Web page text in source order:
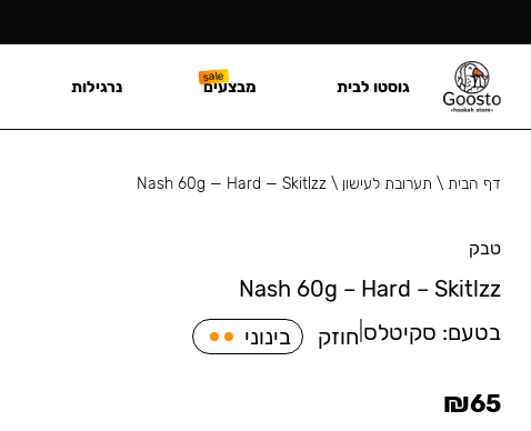
דף הבית\ תערובת לעישון \
Nash 60g — Hard — Skitlzz
טבק
Nash 60g – Hard – Skitlzz
בטעם: סקיטלס חוזק בינוני
₪65
גוסטו לבית מבצעים נרגילות